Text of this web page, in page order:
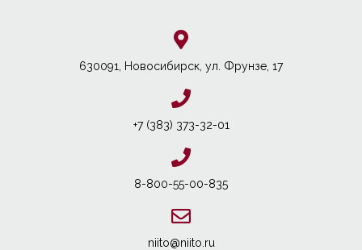
630091, Новосибирcк, ул. Фрунзе, 17
+7 (383) 373-32-01
8-800-55-00-835
niito@niito.ru